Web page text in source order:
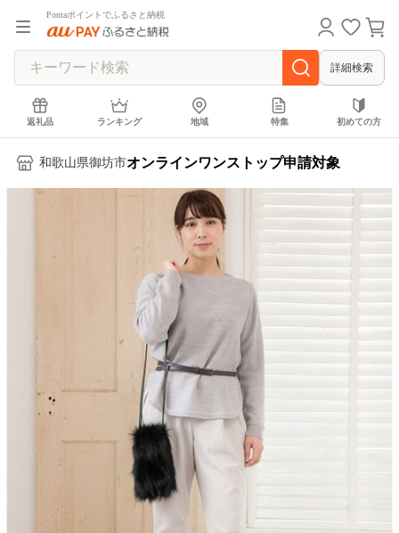
Pontaポイントでふるさと納税
詳細検索
返礼品 ランキング 地域 特集 初めての方
和歌山県御坊市オンラインワンストップ申請対象